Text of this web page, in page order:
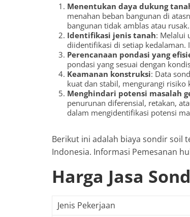
Menentukan daya dukung
menahan beban bangunan di
bangunan tidak amblas atau rusak.
Identifikasi jenis tanah: Melalui
diidentifikasi di setiap
Perencanaan pondasi yang
pondasi yang sesuai dengan
Keamanan konstruksi: Data
kuat dan stabil, mengurangi risiko
Menghindari potensi masalah
penurunan diferensial, retakan,
dalam mengidentifikasi potensi
Berikut ini adalah biaya sondir soil
Indonesia. Informasi Pemesanan
Harga Jasa
Jenis Pekerjaan